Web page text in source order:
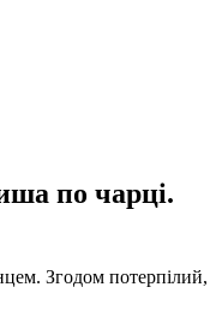
по чарці.
Згодом потерпілий,